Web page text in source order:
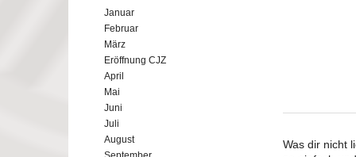
Januar
Februar
März
Eröffnung CJZ
April
Mai
Juni
Juli
August
Was dir nicht